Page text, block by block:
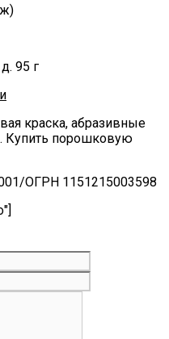
95 г
краска, абразивные
Купить порошковую
ОГРН 1151215003598